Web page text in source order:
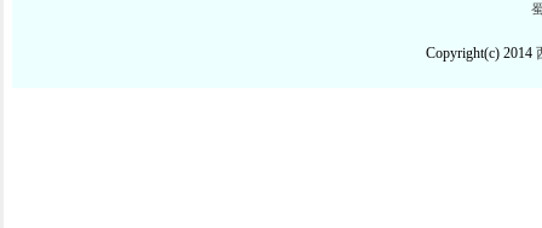
Copyright(c) 2014